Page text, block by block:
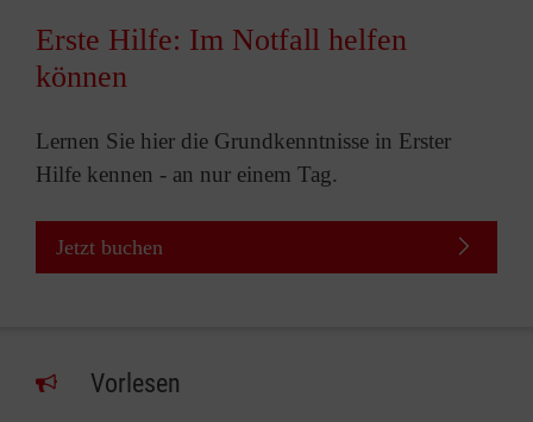
Erste Hilfe: Im Notfall helfen
können
Lernen Sie hier die Grundkenntnisse in Erster
Hilfe kennen - an nur einem Tag.
Jetzt buchen
Vorlesen